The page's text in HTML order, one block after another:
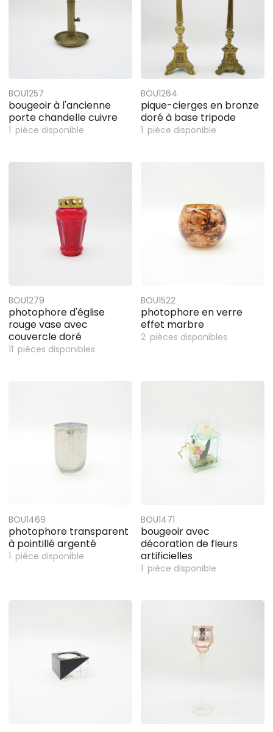
BOU1257
bougeoir à l'ancienne
porte chandelle cuivre
1 pièce disponible
BOU1264
pique-cierges en bronze
doré à base tripode
1 pièce disponible
BOU1279
photophore d'église
rouge vase avec
couvercle doré
11 pièces disponibles
BOU1522
photophore en verre
effet marbre
2 pièces disponibles
BOU1469
photophore transparent
à pointillé argenté
1 pièce disponible
BOU1471
bougeoir avec
décoration de fleurs
artificielles
1 pièce disponible